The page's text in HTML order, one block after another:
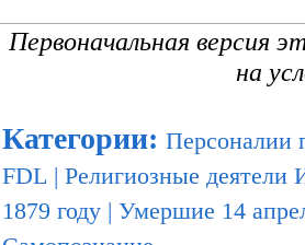
Первоначальная версия
на
Категории: Персоналии
FDL | Религиозные деятели
1879 году | Умершие 14